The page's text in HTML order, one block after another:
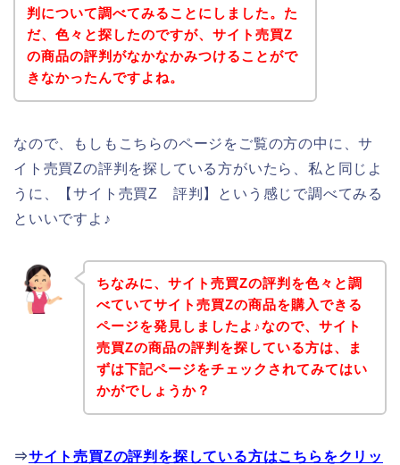
判について調べてみることにしました。た
だ、色々と探したのですが、サイト売買Z
の商品の評判がなかなかみつけることがで
きなかったんですよね。
なので、もしもこちらのページをご覧の方の中に、サ
イト売買Zの評判を探している方がいたら、私と同じよ
うに、【サイト売買Z 評判】という感じで調べてみる
といいですよ♪
ちなみに、サイト売買Zの評判を色々と調
べていてサイト売買Zの商品を購入できる
ページを発見しましたよ♪なので、サイト
売買Zの商品の評判を探している方は、ま
ずは下記ページをチェックされてみてはい
かがでしょうか？
⇒サイト売買Zの評判を探している方はこちらをクリッ